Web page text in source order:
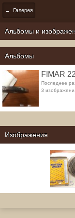
← Галерея
Альбомы и
Альбомы
FIMAR
Последнее
3
Изображения